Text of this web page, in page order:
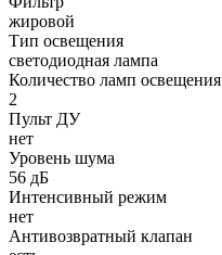
жировой
Тип освещения
светодиодная лампа
Количество ламп освещения
2
Пульт ДУ
нет
Уровень шума
56 дБ
Интенсивный режим
нет
Антивозвратный клапан